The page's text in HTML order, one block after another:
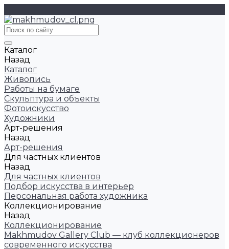
Каталог
Назад
Каталог
Живопись
Работы на бумаге
Скульптура и объекты
Фотоискусство
Художники
Арт-решения
Назад
Арт-решения
Для частных клиентов
Назад
Для частных клиентов
Подбор искусства в интерьер
Персональная работа художника
Коллекционирование
Назад
Коллекционирование
Makhmudov Gallery Club — клуб коллекционеров
современного искусства